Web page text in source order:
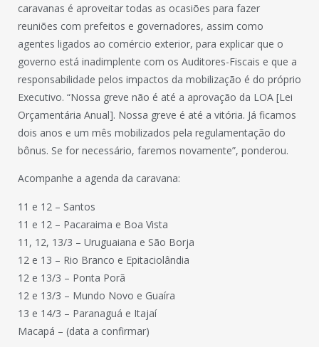
caravanas é aproveitar todas as ocasiões para fazer
reuniões com prefeitos e governadores, assim como
agentes ligados ao comércio exterior, para explicar que o
governo está inadimplente com os Auditores-Fiscais e que a
responsabilidade pelos impactos da mobilização é do próprio
Executivo. “Nossa greve não é até a aprovação da LOA [Lei
Orçamentária Anual]. Nossa greve é até a vitória. Já ficamos
dois anos e um mês mobilizados pela regulamentação do
bônus. Se for necessário, faremos novamente”, ponderou.
Acompanhe a agenda da caravana:
11 e 12 – Santos
11 e 12 – Pacaraima e Boa Vista
11, 12, 13/3 – Uruguaiana e São Borja
12 e 13 – Rio Branco e Epitaciolândia
12 e 13/3 – Ponta Porã
12 e 13/3 – Mundo Novo e Guaíra
13 e 14/3 – Paranaguá e Itajaí
Macapá – (data a confirmar)